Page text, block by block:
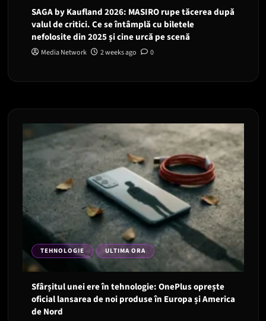
SAGA by Kaufland 2026: MASIRO rupe tăcerea după
valul de critici. Ce se întâmplă cu biletele
nefolosite din 2025 și cine urcă pe scenă
Media Network 2 weeks ago 0
TEHNOLOGIE ULTIMA ORA
Sfârșitul unei ere în tehnologie: OnePlus oprește
oficial lansarea de noi produse în Europa și America
de Nord